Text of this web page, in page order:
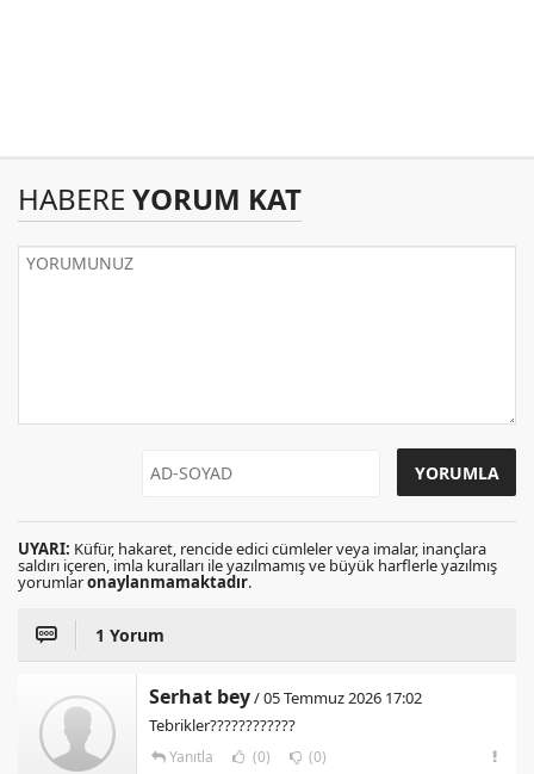
HABERE YORUM KAT
UYARI: Küfür, hakaret, rencide edici cümleler veya imalar, inançlara
saldırı içeren, imla kuralları ile yazılmamış ve büyük harflerle yazılmış
yorumlaronaylanmamaktadır.
1 Yorum
Serhat bey/ 05 Temmuz 2026 17:02
Tebrikler????????????
Yanıtla (0) (0)